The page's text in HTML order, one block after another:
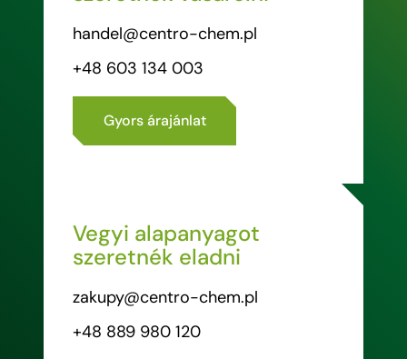
handel@centro-chem.pl
+48 603 134 003
Gyors árajánlat
Vegyi alapanyagot
szeretnék eladni
zakupy@centro-chem.pl
+48 889 980 120